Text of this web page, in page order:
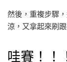
然後，重複步驟
涼，又拿起來刷
哇賽！！